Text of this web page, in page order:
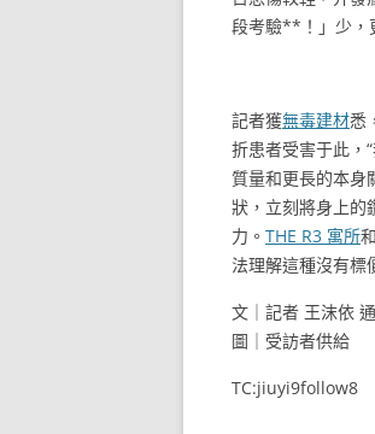
段考驗**！」少，
記者獲無毒建材悉
折患者受害于此，
質量和更長的本身
狀，立刻將身上的
力。 THE R3 寓所和
法理解這種沒有標
文｜記者 王沫依
圖｜受訪者供給
TC:jiuyi9follow8